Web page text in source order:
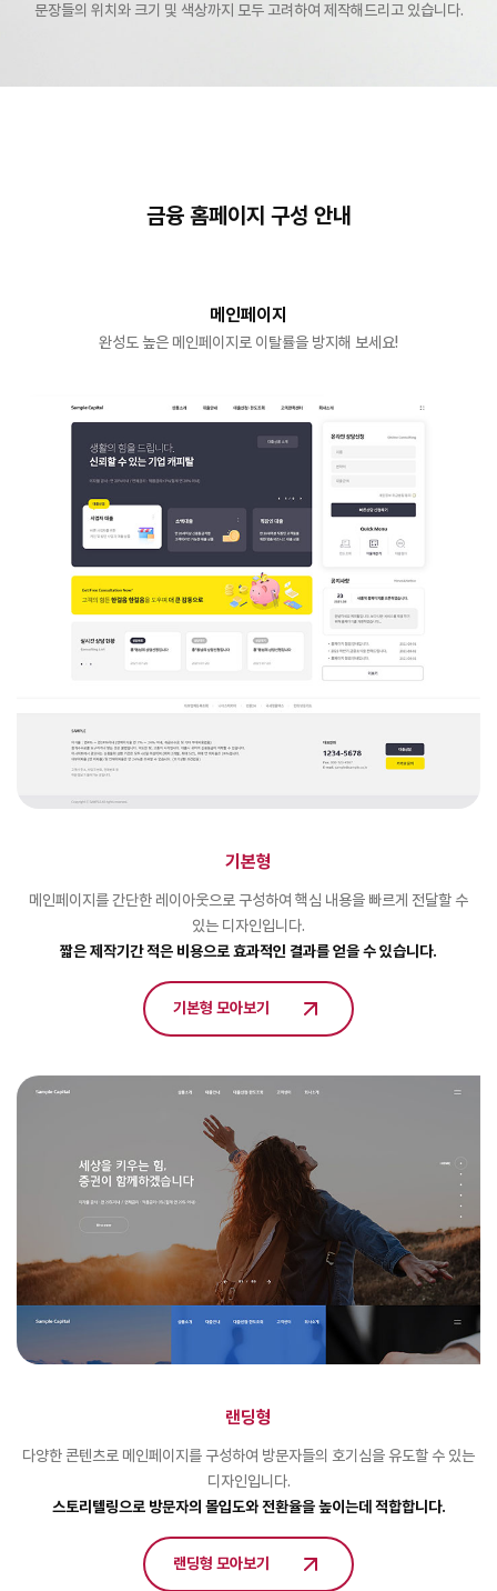
문장들의 위치와 크기 및 색상까지 모두 고려하여 제작해드리고 있습니다.
금융 홈페이지 구성 안내
메인페이지
완성도 높은 메인페이지로 이탈률을 방지해 보세요!
기본형
메인페이지를 간단한 레이아웃으로 구성하여 핵심 내용을 빠르게 전달할 수
있는 디자인입니다.
짧은 제작기간 적은 비용으로 효과적인 결과를 얻을 수 있습니다.
기본형 모아보기
랜딩형
다양한 콘텐츠로 메인페이지를 구성하여 방문자들의 호기심을 유도할 수 있는
디자인입니다.
스토리텔링으로 방문자의 몰입도와 전환율을 높이는데 적합합니다.
랜딩형 모아보기